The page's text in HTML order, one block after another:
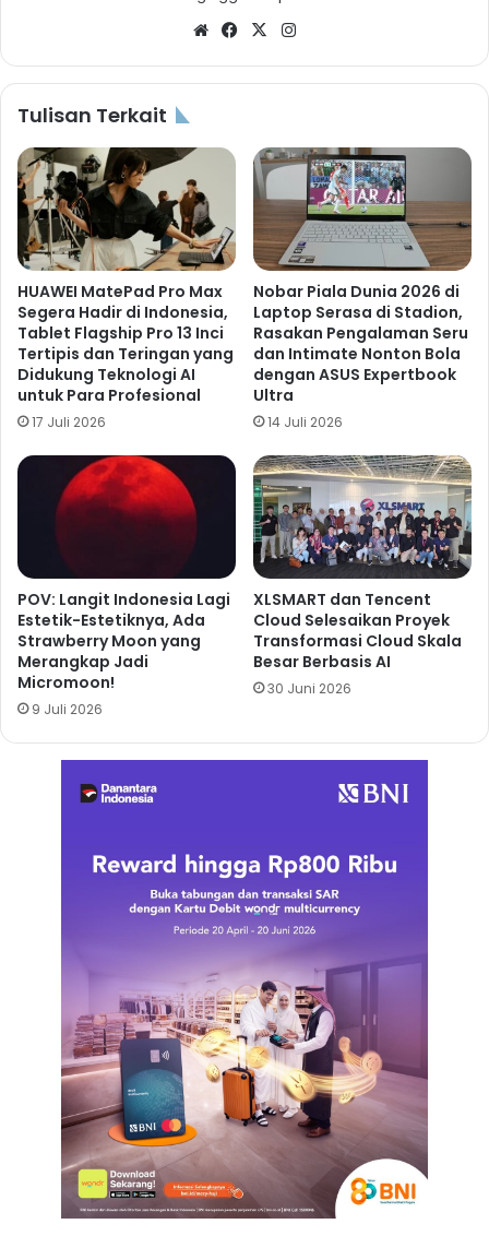
WebsiteFacebook
X
Tulisan Terkait
HUAWEI MatePad Pro Max
Segera Hadir di Indonesia,
Tablet Flagship Pro 13 Inci
Tertipis dan Teringan yang
Didukung Teknologi AI
untuk Para Profesional
17 Juli 2026
Nobar Piala Dunia 2026 di
Laptop Serasa di Stadion,
Rasakan Pengalaman Seru
dan Intimate Nonton Bola
dengan ASUS Expertbook
Ultra
14 Juli 2026
POV: Langit Indonesia Lagi
Estetik-Estetiknya, Ada
Strawberry Moon yang
Merangkap Jadi
Micromoon!
9 Juli 2026
XLSMART dan Tencent
Cloud Selesaikan Proyek
Transformasi Cloud Skala
Besar Berbasis AI
30 Juni 2026